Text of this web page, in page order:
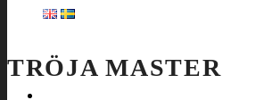
TRÖJA MASTER